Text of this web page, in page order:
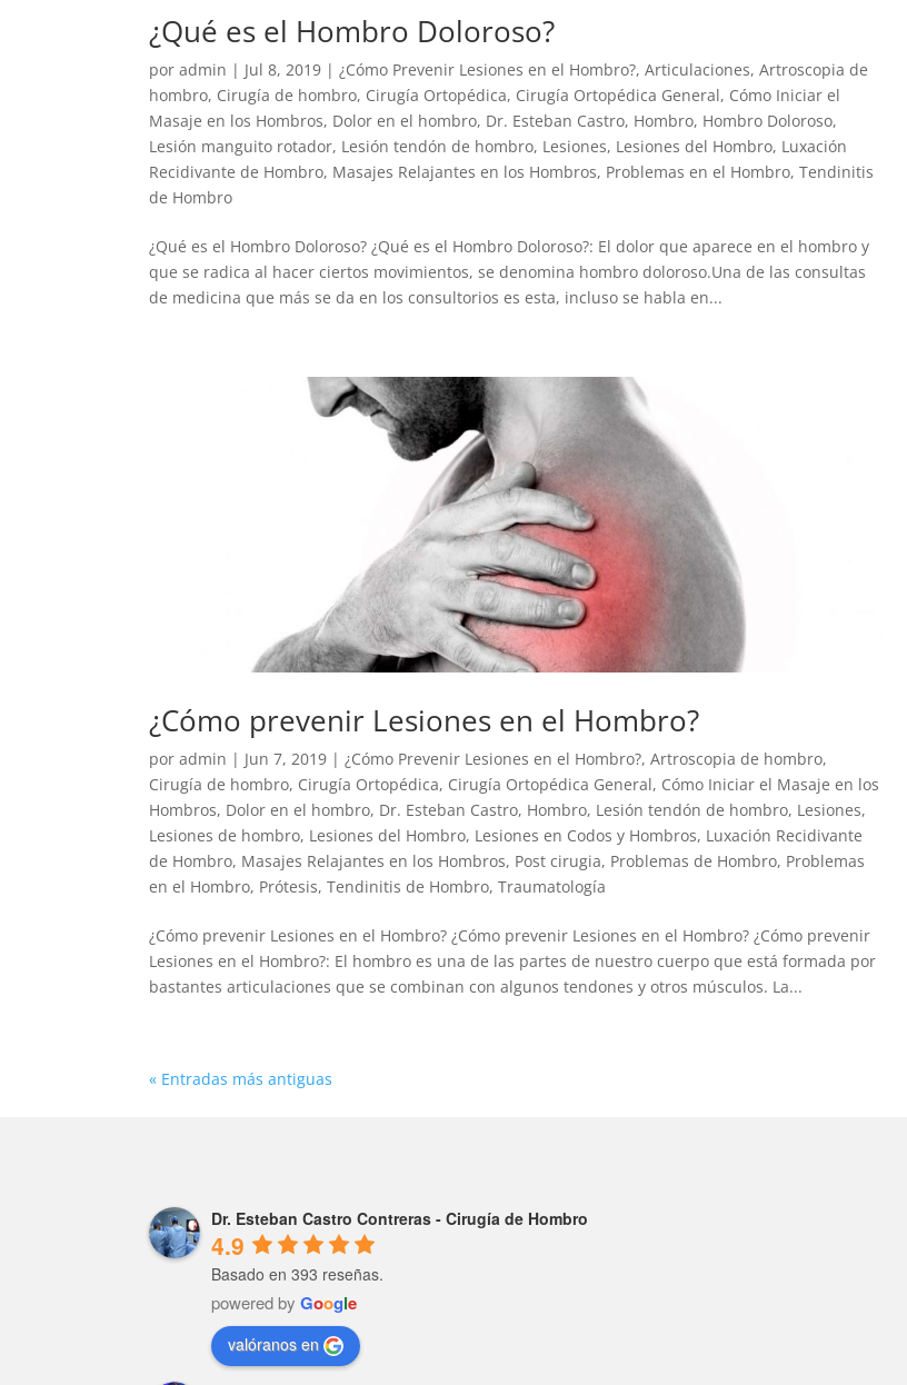
¿Qué es el Hombro Doloroso?
poradmin | Jul 8, 2019 |¿Cómo Prevenir Lesiones en el Hombro?,Articulaciones,Artroscopia de
hombro, Cirugía de hombro, Cirugía Ortopédica, Cirugía Ortopédica General, Cómo Iniciar el
Masaje en los Hombros, Dolor en el hombro, Dr. Esteban Castro, Hombro, Hombro Doloroso,
Lesión manguito rotador, Lesión tendón de hombro, Lesiones, Lesiones del Hombro, Luxación
Recidivante de Hombro, Masajes Relajantes en los Hombros, Problemas en el Hombro,Tendinitis
de Hombro
¿Qué es el Hombro Doloroso? ¿Qué es el Hombro Doloroso?: El dolor que aparece en el hombro y
que se radica al hacer ciertos movimientos, se denomina hombro doloroso.Una de las consultas
de medicina que más se da en los consultorios es esta, incluso se habla en...
¿Cómo prevenir Lesiones en el Hombro?
poradmin | Jun 7, 2019 |¿Cómo Prevenir Lesiones en el Hombro?,Artroscopia de hombro,
Cirugía de hombro, Cirugía Ortopédica, Cirugía Ortopédica General, Cómo Iniciar el Masaje en los
Hombros, Dolor en el hombro, Dr. Esteban Castro, Hombro, Lesión tendón de hombro, Lesiones,
Lesiones de hombro, Lesiones del Hombro, Lesiones en Codos y Hombros, Luxación Recidivante
de Hombro, Masajes Relajantes en los Hombros, Post cirugia, Problemas de Hombro, Problemas
en el Hombro, Prótesis,Tendinitis de Hombro,Traumatología
¿Cómo prevenir Lesiones en el Hombro? ¿Cómo prevenir Lesiones en el Hombro? ¿Cómo prevenir
Lesiones en el Hombro?: El hombro es una de las partes de nuestro cuerpo que está formada por
bastantes articulaciones que se combinan con algunos tendones y otros músculos. La...
« Entradas más antiguas
Dr. Esteban Castro Contreras - Cirugía de Hombro
4.9
Basado en 393 reseñas.
powered byGoogle
valóranos en